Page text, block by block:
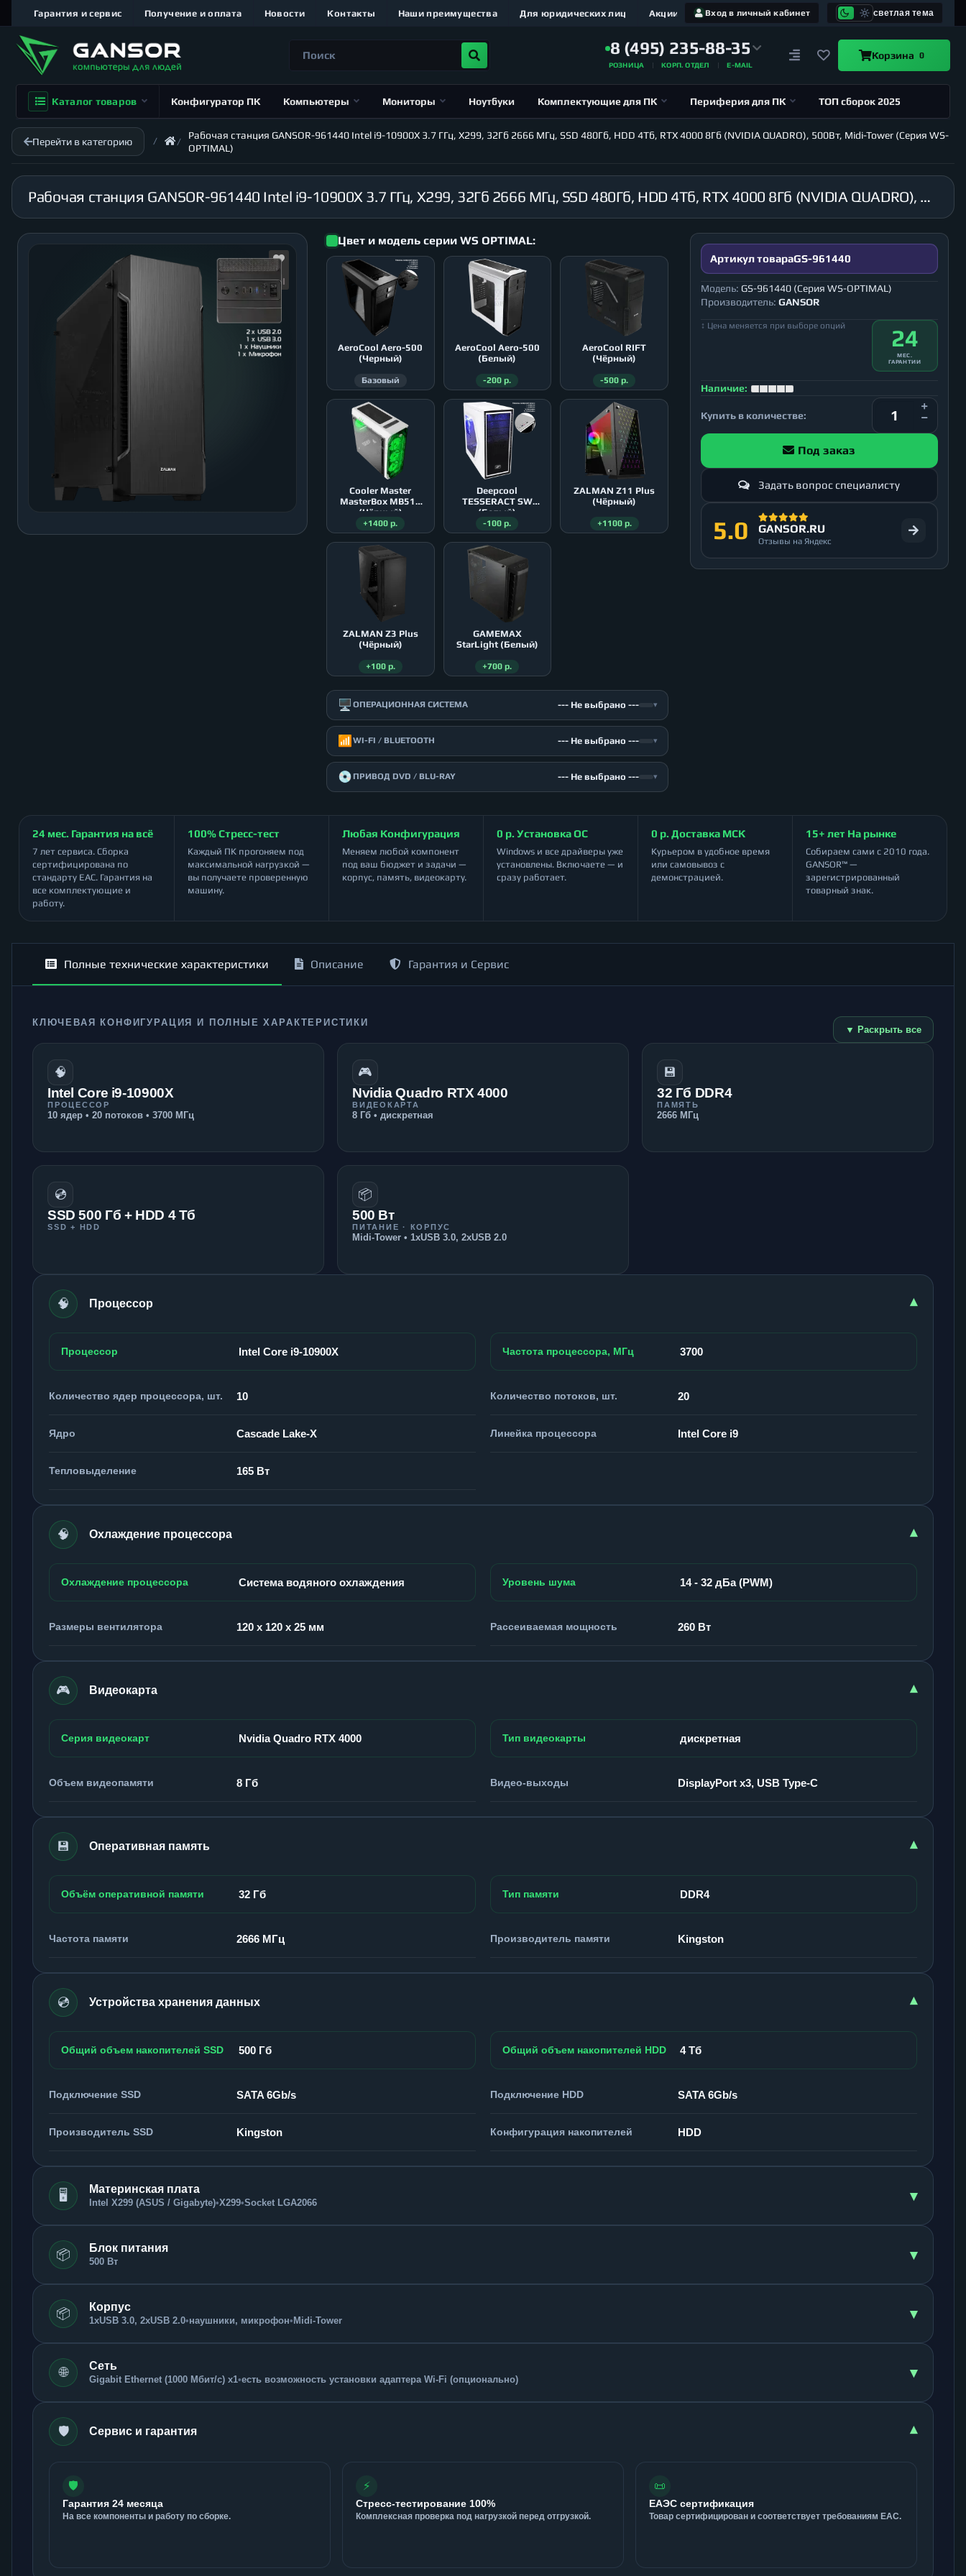
Вход в личный кабинет светлая тема
Гарантия и сервис Получение и оплата Новости Контакты Наши преимущества Для юридических лиц Акции
8 (495) 235-88-35
РОЗНИЦА КОРП. ОТДЕЛ E-MAIL
Корзина 0
Каталог товаров Конфигуратор ПК Компьютеры Мониторы Ноутбуки Комплектующие для ПК Периферия для ПК ТОП сборок 2025
Перейти в категорию
Рабочая станция GANSOR-961440 Intel i9-10900X 3.7 ГГц, X299, 32Гб 2666 МГц, SSD 480Гб, HDD 4Тб, RTX 4000 8Гб (NVIDIA QUADRO), 500Вт, Midi-Tower (Серия WS-
OPTIMAL)
Рабочая станция GANSOR-961440 Intel i9-10900X 3.7 ГГц, X299, 32Гб 2666 МГц, SSD 480Гб, HDD 4Тб, RTX 4000 8Гб (NVIDIA QUADRO), 500Вт, Midi-Tower (Серия WS-OPTIMAL)
Цвет и модель серии WS OPTIMAL:
AeroСool Aero-500
(Черный)
Базовый
AeroСool Aero-500
(Белый)
-200 р.
AeroСool RIFT
(Чёрный)
-500 р.
Cooler Master
MasterBox MB511
(Чёрный)
+1400 р.
Deepcool
TESSERACT SW
(Белый)
-100 р.
ZALMAN Z11 Plus
(Чёрный)
+1100 р.
ZALMAN Z3 Plus
(Чёрный)
+100 р.
GAMEMAX
StarLight (Белый)
+700 р.
🖥️ ОПЕРАЦИОННАЯ СИСТЕМА --- Не выбрано --- ▾
📶 WI-FI / BLUETOOTH --- Не выбрано --- ▾
💿 ПРИВОД DVD / BLU-RAY --- Не выбрано --- ▾
Артикул товараGS-961440
Модель: GS-961440 (Серия WS-OPTIMAL)
Производитель: GANSOR
↕ Цена меняется при выборе опций 24
МЕС.
ГАРАНТИИ
Наличие:
Купить в количестве:
Под заказ
Задать вопрос специалисту
5.0 GANSOR.RU
Отзывы на Яндекс
24 мес. Гарантия на всё
7 лет сервиса. Сборка
сертифицирована по
стандарту ЕАС. Гарантия на
все комплектующие и
работу.
100% Стресс-тест
Каждый ПК прогоняем под
максимальной нагрузкой —
вы получаете проверенную
машину.
Любая Конфигурация
Меняем любой компонент
под ваш бюджет и задачи —
корпус, память, видеокарту.
0 р. Установка ОС
Windows и все драйверы уже
установлены. Включаете — и
сразу работает.
0 р. Доставка МСК
Курьером в удобное время
или самовывоз с
демонстрацией.
15+ лет На рынке
Собираем сами с 2010 года.
GANSOR™ —
зарегистрированный
товарный знак.
Полные технические характеристики Описание Гарантия и Сервис
КЛЮЧЕВАЯ КОНФИГУРАЦИЯ И ПОЛНЫЕ ХАРАКТЕРИСТИКИ
▼ Раскрыть все
🧠
Intel Core i9-10900X
ПРОЦЕССОР
10 ядер • 20 потоков • 3700 МГц
🎮
Nvidia Quadro RTX 4000
ВИДЕОКАРТА
8 Гб • дискретная
💾
32 Гб DDR4
ПАМЯТЬ
2666 МГц
💿
SSD 500 Гб + HDD 4 Тб
SSD + HDD
📦
500 Вт
ПИТАНИЕ · КОРПУС
Midi-Tower • 1xUSB 3.0, 2xUSB 2.0
🧠 Процессор ▾
Процессор Intel Core i9-10900X Частота процессора, МГц 3700
Количество ядер процессора, шт. 10 Количество потоков, шт. 20
Ядро Cascade Lake-X Линейка процессора Intel Core i9
Тепловыделение 165 Вт
🧠 Охлаждение процессора ▾
Охлаждение процессора Система водяного охлаждения Уровень шума 14 - 32 дБа (PWM)
Размеры вентилятора 120 x 120 x 25 мм Рассеиваемая мощность 260 Вт
🎮 Видеокарта ▾
Серия видеокарт Nvidia Quadro RTX 4000 Тип видеокарты дискретная
Объем видеопамяти 8 Гб Видео-выходы DisplayPort x3, USB Type-C
💾 Оперативная память ▾
Объём оперативной памяти 32 Гб Тип памяти DDR4
Частота памяти 2666 МГц Производитель памяти Kingston
💿 Устройства хранения данных ▾
Общий объем накопителей SSD 500 Гб Общий объем накопителей HDD 4 Тб
Подключение SSD SATA 6Gb/s Подключение HDD SATA 6Gb/s
Производитель SSD Kingston Конфигурация накопителей HDD
🖥️ Материнская плата
Intel X299 (ASUS / Gigabyte)•X299•Socket LGA2066 ▾
📦 Блок питания
500 Вт ▾
📦 Корпус
1xUSB 3.0, 2xUSB 2.0•наушники, микрофон• Midi-Tower ▾
🌐 Сеть
Gigabit Ethernet (1000 Мбит/с) x1•есть возможность установки адаптера Wi-Fi (опционально) ▾
🛡️ Сервис и гарантия ▾
🛡️
Гарантия 24 месяца
На все компоненты и работу по сборке.
⚡
Стресс-тестирование 100%
Комплексная проверка под нагрузкой перед отгрузкой.
📜
ЕАЭС сертификация
Товар сертифицирован и соответствует требованиям ЕАС.